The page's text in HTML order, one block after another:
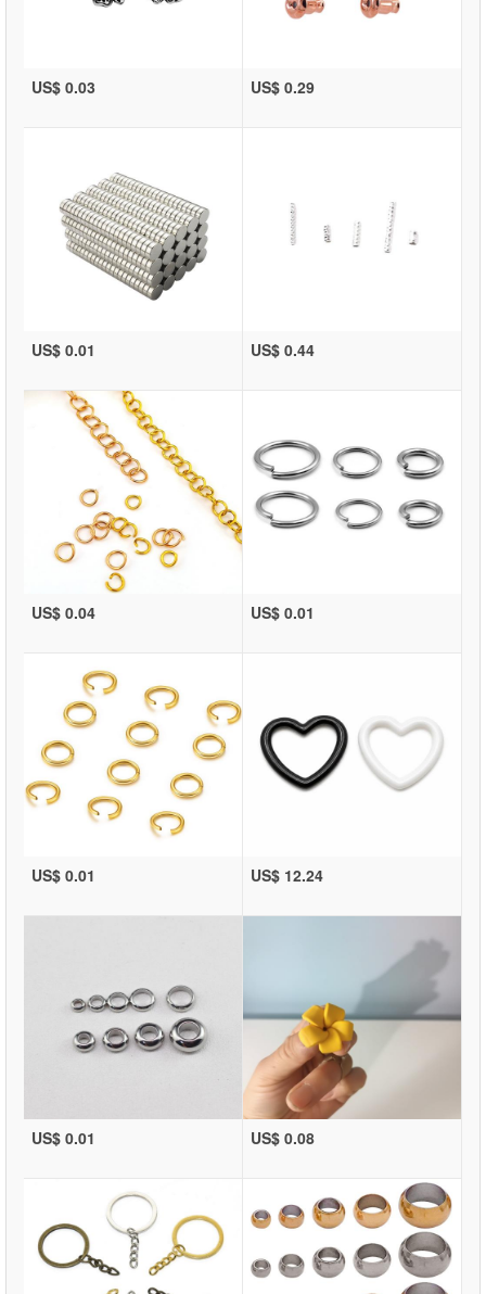
US$ 0.03 US$ 0.29
US$ 0.01 US$ 0.44
US$ 0.04 US$ 0.01
US$ 0.01 US$ 12.24
US$ 0.01 US$ 0.08